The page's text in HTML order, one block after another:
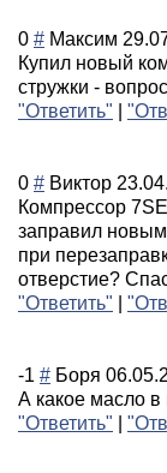
0 # Максим
Купил новый
стружки -
"Ответить"
0 # Виктор
Компрессор
заправил
при
отверстие?
"Ответить"
-1 # Боря
А какое масло в
"Ответить"